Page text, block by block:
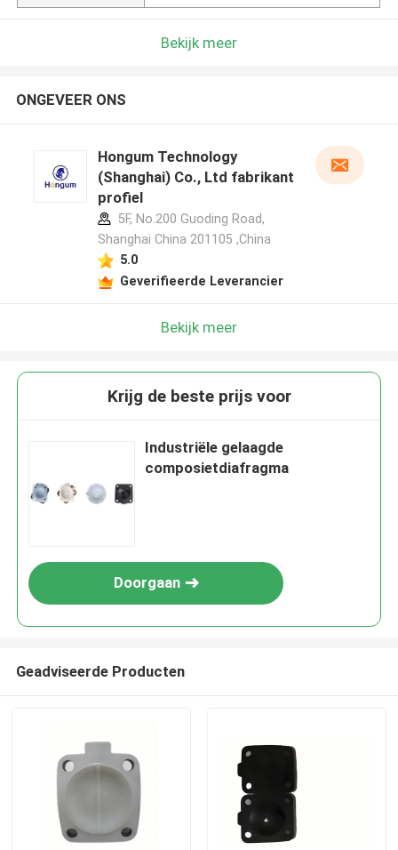
Bekijk meer
ONGEVEER ONS
Hongum Technology
(Shanghai) Co., Ltd fabrikant
profiel
5F, No.200 Guoding Road,
Shanghai China 201105 ,China
5.0
Geverifieerde Leverancier
Bekijk meer
Krijg de beste prijs voor
Industriële gelaagde
composietdiafragma
Doorgaan
Geadviseerde Producten